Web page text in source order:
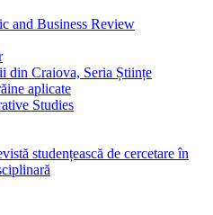
and Business Review
din Craiova, Seria Științe
aplicate
Studies
studențească de cercetare în